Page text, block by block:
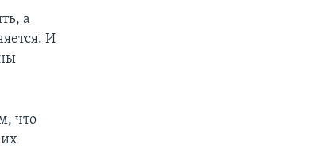
а
И
что